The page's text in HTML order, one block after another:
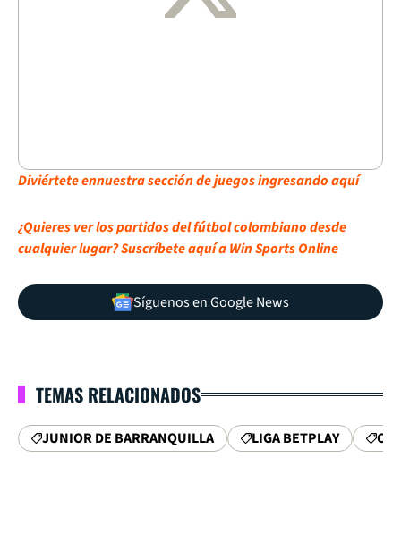
Diviértete ennuestra sección de juegos ingresando aquí
¿Quieres ver los partidos del fútbol colombiano desde
cualquier lugar? Suscríbete aquí a Win Sports Online
Síguenos en Google News
TEMAS RELACIONADOS
JUNIOR DE BARRANQUILLA LIGA BETPLAY